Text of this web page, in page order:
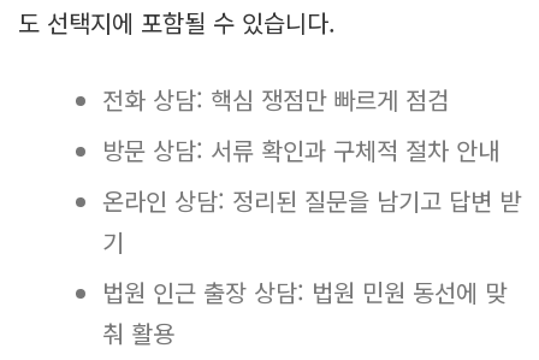
도 선택지에 포함될 수 있습니다.
전화 상담: 핵심 쟁점만 빠르게 점검
방문 상담: 서류 확인과 구체적 절차 안내
온라인 상담: 정리된 질문을 남기고 답변 받
기
법원 인근 출장 상담: 법원 민원 동선에 맞
춰 활용